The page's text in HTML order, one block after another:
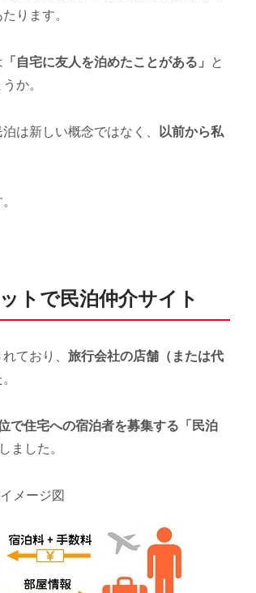
たります。
「自宅に友人を泊めたことがある」
と
か。
は新しい概念ではなく、
以前から私
トで民泊仲介サイト
ており、 旅行会社の店舗（または代
で住宅への宿泊者を募集する「民泊
ました。
メージ図